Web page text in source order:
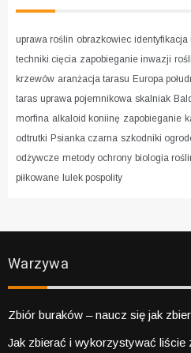
uprawa roślin obrazkowiec identyfikacja
techniki cięcia zapobieganie inwazji
krzewów aranżacja tarasu Europa
taras uprawa pojemnikowa skalniak
morfina alkaloid koniinę zapobieganie
odtrutki Psianka czarna szkodniki
odżywcze metody ochrony biologia
piłkowane lulek pospolity
Warzywa
Zbiór buraków – naucz się jak
Jak zbierać i wykorzystywać liście